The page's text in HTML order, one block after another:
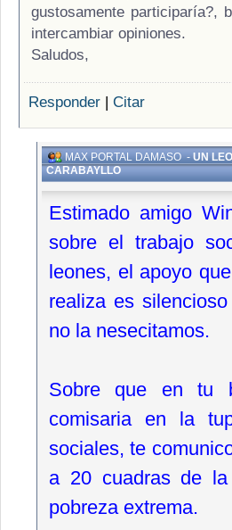
gustosamente participaría?,
intercambiar opiniones.
Saludos,
Responder | Citar
MAX PORTAL DAMASO-UN
CARABAYLLO
Estimado amigo
sobre el trabajo
leones, el apoyo
realiza es
no la nesecitamos.
Sobre que en tu
comisaria en la
sociales, te
a 20 cuadras de
pobreza extrema.